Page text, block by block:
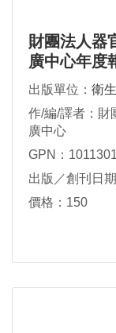
財團法人器
廣中心年度
出版單位： 衛
作/編/譯者：財
廣中心
GPN：
出版／創刊日
價格：150